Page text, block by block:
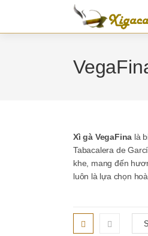
content
Xì gà VegaFina là
Tabacalera de
khe, mang đến
luôn là lựa chọn